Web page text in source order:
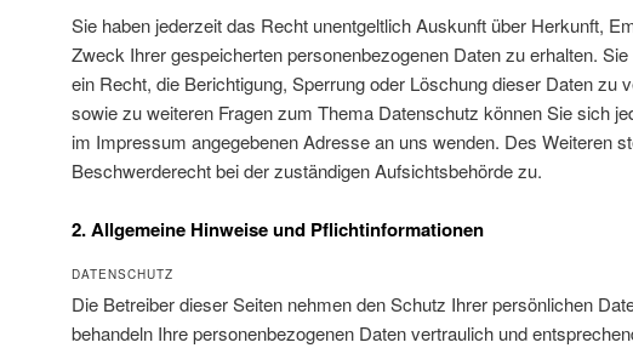
Sie haben jederzeit das Recht unentgeltlich Auskunft über Herkunft,
Zweck Ihrer gespeicherten personenbezogenen Daten zu erhalten.
ein Recht, die Berichtigung, Sperrung oder Löschung dieser Daten zu
sowie zu weiteren Fragen zum Thema Datenschutz können Sie sich
im Impressum angegebenen Adresse an uns wenden. Des Weiteren
Beschwerderecht bei der zuständigen Aufsichtsbehörde zu.
2. Allgemeine Hinweise und Pflichtinformationen
DATENSCHUTZ
Die Betreiber dieser Seiten nehmen den Schutz Ihrer persönlichen
behandeln Ihre personenbezogenen Daten vertraulich und